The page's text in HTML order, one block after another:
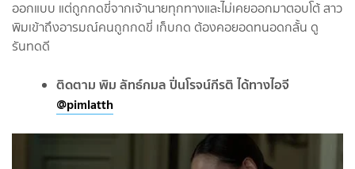
ออกแบบ แต่ถูกกดขี่จากเจ้านายทุกทางและไม่เคยออกมาตอบโต้ สาว
พิมเข้าถึงอารมณ์คนถูกกดขี่ เก็บกด ต้องคอยอดทนอดกลั้น ดู
รันทดดี
ติดตาม พิม ลัทธ์กมล ปิ่นโรจน์กีรติ ได้ทางไอจี
@pimlatth